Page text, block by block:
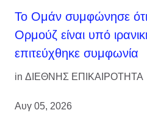
Το Ομάν συμφώνησε
Ορμούζ είναι υπό
επιτεύχθηκε συμφωνία
in ΔΙΕΘΝΗΣ ΕΠΙΚΑΙΡΟΤΗΤΑ
Αυγ 05, 2026